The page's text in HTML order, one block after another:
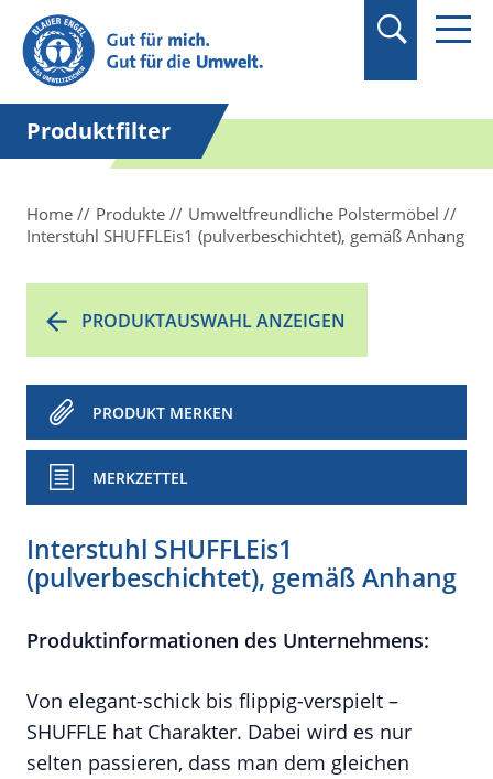
Suchbegriff in
Anführungszeichen
setzen.
Produktfilter
Home Produkte
Umweltfreundliche Polstermöbel
Interstuhl SHUFFLEis1 (pulverbeschichtet), gemäß Anhang
PRODUKTAUSWAHL ANZEIGEN
PRODUKT MERKEN
MERKZETTEL
Interstuhl SHUFFLEis1
(pulverbeschichtet), gemäß Anhang
Produktinformationen des Unternehmens:
Von elegant-schick bis flippig-verspielt –
SHUFFLE hat Charakter. Dabei wird es nur
selten passieren, dass man dem gleichen